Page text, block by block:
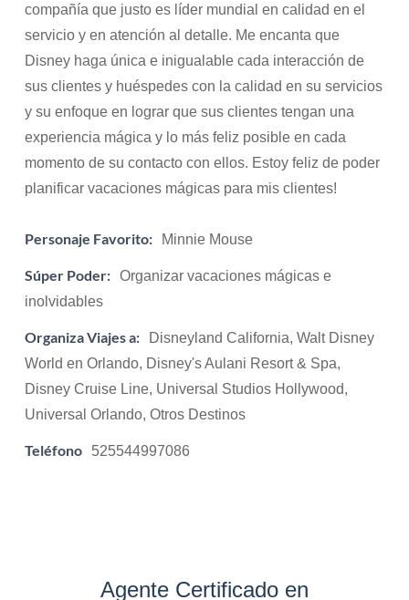
compañía que justo es líder mundial en calidad en el
servicio y en atención al detalle. Me encanta que
Disney haga única e inigualable cada interacción de
sus clientes y huéspedes con la calidad en su servicios
y su enfoque en lograr que sus clientes tengan una
experiencia mágica y lo más feliz posible en cada
momento de su contacto con ellos. Estoy feliz de poder
planificar vacaciones mágicas para mis clientes!
Personaje Favorito: Minnie Mouse
Súper Poder: Organizar vacaciones mágicas e
inolvidables
Organiza Viajes a:
Disneyland California, Walt Disney
World en Orlando, Disney's Aulani Resort & Spa,
Disney Cruise Line, Universal Studios Hollywood,
Universal Orlando, Otros Destinos
Teléfono 525544997086